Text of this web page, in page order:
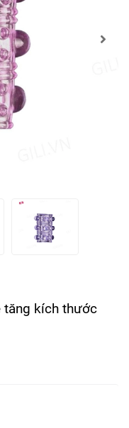
tăng kích thước